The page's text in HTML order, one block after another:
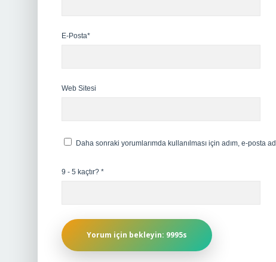
E-Posta*
Web Sitesi
Daha sonraki yorumlarımda kullanılması için adım, e-posta
9 - 5 kaçtır? *